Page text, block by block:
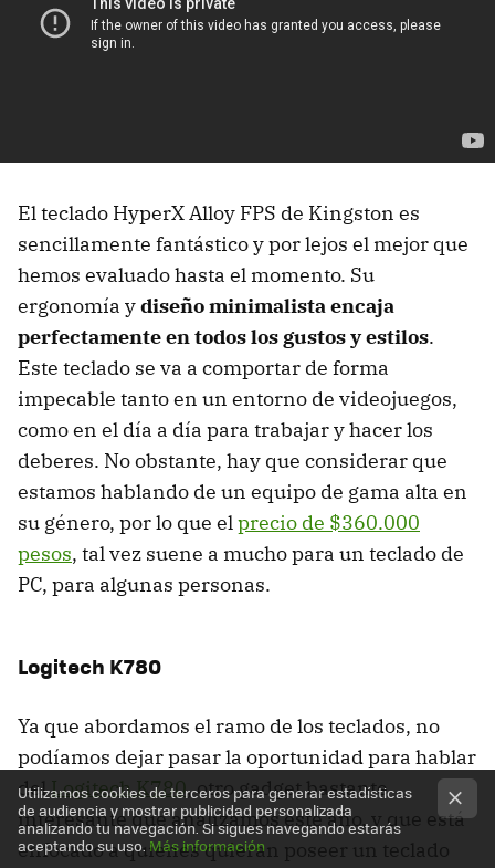
El teclado HyperX Alloy FPS de Kingston es
sencillamente fantástico y por lejos el mejor que
hemos evaluado hasta el momento. Su
ergonomía ydiseño minimalista encaja
perfectamente en todos los gustos y estilos.
Este teclado se va a comportar de forma
impecable tanto en un entorno de videojuegos,
como en el día a día para trabajar y hacer los
deberes. No obstante, hay que considerar que
estamos hablando de un equipo de gama alta en
su género, por lo que el precio de $360.000
pesos, tal vez suene a mucho para un teclado de
PC, para algunas personas.
Logitech K780
Ya que abordamos el ramo de los teclados, no
podíamos dejar pasar la oportunidad para hablar
delLogitech K780, otro gadget bastante
interesante que analizamos este año, y que está
enfocado a quienes quieran poseer un teclado
Utilizamos cookies de terceros para generar estadísticas
de audiencia y mostrar publicidad personalizada
analizando tu navegación. Si sigues navegando estarás
aceptando su uso.Más información